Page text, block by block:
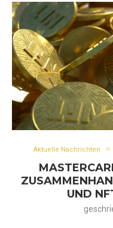
Aktuelle Nachrichten
UND